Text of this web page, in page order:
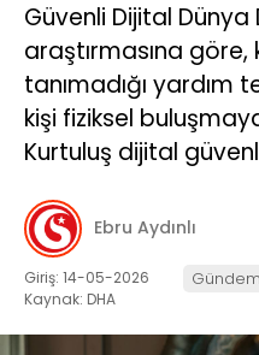
Güvenli Dijital Dünya
araştırmasına göre,
tanımadığı yardım
kişi fiziksel
Kurtuluş dijital
Ebru Aydınlı
Giriş: 14-05-2026
Kaynak: DHA
Gündem